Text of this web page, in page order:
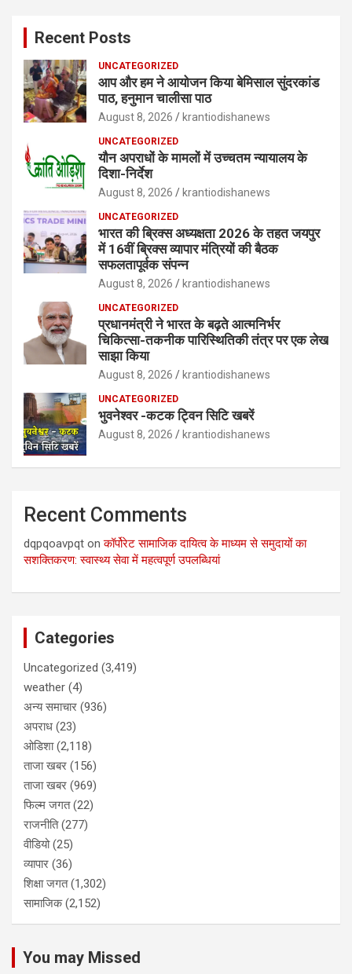
Recent Posts
UNCATEGORIZED
आप और हम ने आयोजन किया बेमिसाल सुंदरकांड
पाठ, हनुमान चालीसा पाठ
August 8, 2026 krantiodishanews
UNCATEGORIZED
यौन अपराधों के मामलों में उच्चतम न्यायालय के
दिशा-निर्देश
August 8, 2026 krantiodishanews
UNCATEGORIZED
भारत की ब्रिक्‍स अध्यक्षता 2026 के तहत जयपुर
में 16वीं ब्रिक्‍स व्यापार मंत्रियों की बैठक
सफलतापूर्वक संपन्न
August 8, 2026 krantiodishanews
UNCATEGORIZED
प्रधानमंत्री ने भारत के बढ़ते आत्मनिर्भर
चिकित्सा-तकनीक पारिस्थितिकी तंत्र पर एक लेख
साझा किया
August 8, 2026 krantiodishanews
UNCATEGORIZED
भुवनेश्वर -कटक ट्विन सिटि खबरें
August 8, 2026 krantiodishanews
Recent Comments
dqpqoavpqt onकॉर्पोरेट सामाजिक दायित्व के माध्यम से समुदायों का
सशक्तिकरण: स्वास्थ्य सेवा में महत्वपूर्ण उपलब्धियां
Categories
Uncategorized (3,419)
weather (4)
अन्य समाचार (936)
अपराध (23)
ओडिशा(2,118)
ताजा खबर (156)
ताजा खबर (969)
फिल्म जगत(22)
राजनीति(277)
वीडियो(25)
व्यापार (36)
शिक्षा जगत(1,302)
सामाजिक(2,152)
You may Missed